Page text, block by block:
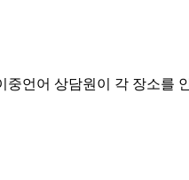
언어 상담원이 각 장소를